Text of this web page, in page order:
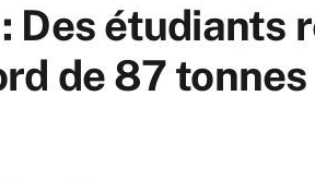
Des étudiants
de 87 tonnes